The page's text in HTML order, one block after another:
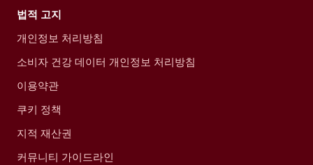
법적 고지
개인정보 처리방침
소비자 건강 데이터 개인정보 처리방침
이용약관
쿠키 정책
지적 재산권
커뮤니티 가이드라인